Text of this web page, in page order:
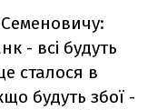
- всі будуть
сталося в
будуть збої -